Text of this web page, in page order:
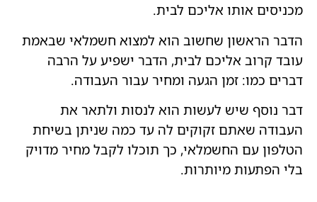
מכניסים אותו אליכם לבית.
הדבר הראשון שחשוב הוא למצוא חשמלאי שבאמת
עובד קרוב אליכם לבית, הדבר ישפיע על הרבה
דברים כמו: זמן הגעה ומחיר עבור העבודה.
דבר נוסף שיש לעשות הוא לנסות ולתאר את
העבודה שאתם זקוקים לה עד כמה שניתן בשיחת
הטלפון עם החשמלאי, כך תוכלו לקבל מחיר מדויק
בלי הפתעות מיותרות.